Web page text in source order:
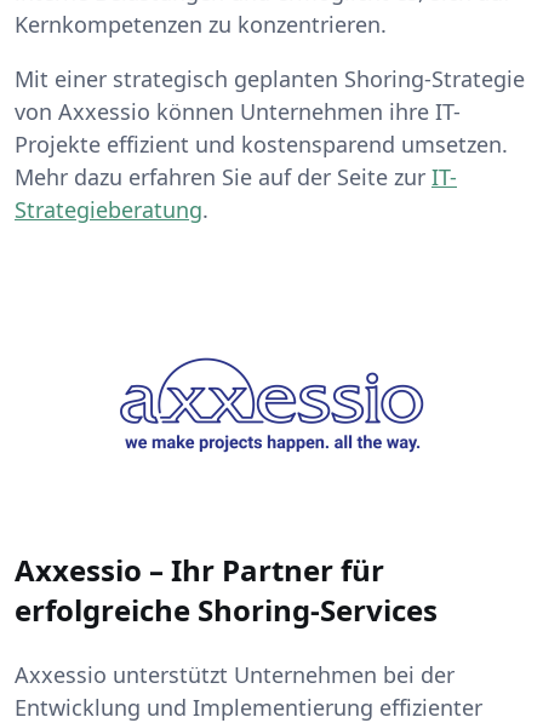
Kernkompetenzen zu konzentrieren.
Mit einer strategisch geplanten Shoring-Strategie
von Axxessio können Unternehmen ihre IT-
Projekte effizient und kostensparend umsetzen.
Mehr dazu erfahren Sie auf der Seite zur IT-
Strategieberatung.
Axxessio – Ihr Partner für
erfolgreiche Shoring-Services
Axxessio unterstützt Unternehmen bei der
Entwicklung und Implementierung effizienter